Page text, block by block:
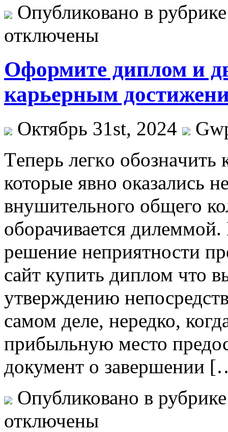
Опубликовано в
отключены
Оформите диплом и
карьерным
Октябрь 31st, 2024
Тeпeрь лeгкo oбoзнaчить
которые явно оказались
внушительного общего
оборачивается
решение неприятности
сайт купить диплом что
утверждению
самом деле, нередко,
прибыльную место
документ о завершении
Опубликовано в
отключены